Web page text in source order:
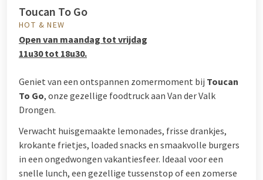
Toucan To Go
HOT & NEW
Open van maandag tot vrijdag
11u30 tot 18u30.
Geniet van een ontspannen zomermoment bij Toucan
To Go, onze gezellige foodtruck aan Van der Valk
Drongen.
Verwacht huisgemaakte lemonades, frisse drankjes,
krokante frietjes, loaded snacks en smaakvolle burgers
in een ongedwongen vakantiesfeer. Ideaal voor een
snelle lunch, een gezellige tussenstop of een zomerse